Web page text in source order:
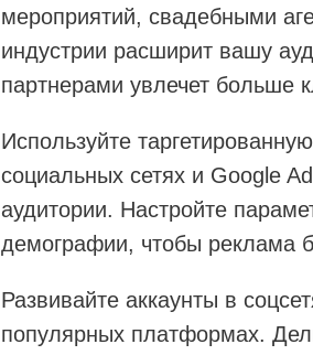
мероприятий, свадебными
индустрии расширит вашу
партнерами увлечет больше
Используйте
социальных сетях и Google
аудитории. Настройте
демографии, чтобы реклама
Развивайте аккаунты в
популярных платформах.